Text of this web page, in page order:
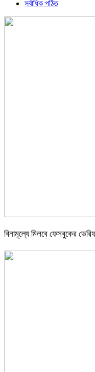
সর্বাধিক পঠিত
বিনামূল্যে মিলবে ফেসবুকের